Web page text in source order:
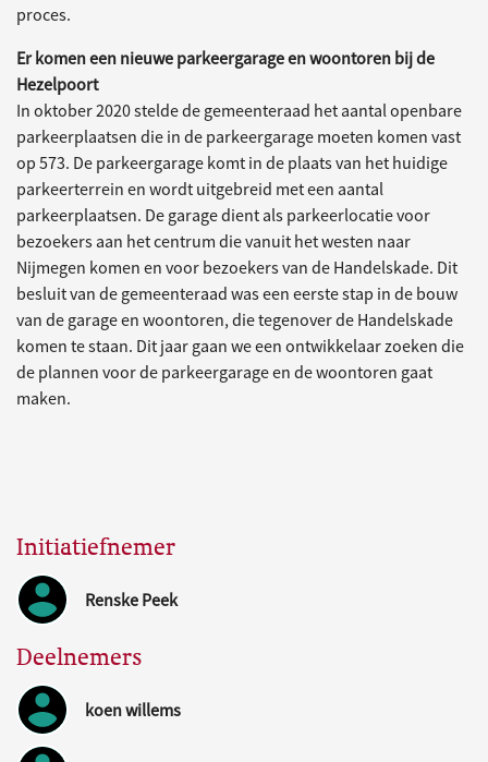
proces.
Er komen een nieuwe parkeergarage en woontoren bij de
Hezelpoort
In oktober 2020 stelde de gemeenteraad het aantal openbare
parkeerplaatsen die in de parkeergarage moeten komen vast
op 573. De parkeergarage komt in de plaats van het huidige
parkeerterrein en wordt uitgebreid met een aantal
parkeerplaatsen. De garage dient als parkeerlocatie voor
bezoekers aan het centrum die vanuit het westen naar
Nijmegen komen en voor bezoekers van de Handelskade. Dit
besluit van de gemeenteraad was een eerste stap in de bouw
van de garage en woontoren, die tegenover de Handelskade
komen te staan. Dit jaar gaan we een ontwikkelaar zoeken die
de plannen voor de parkeergarage en de woontoren gaat
maken.
Initiatiefnemer
Renske Peek
Deelnemers
koen willems